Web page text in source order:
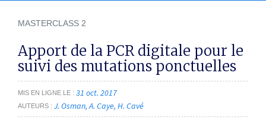
MASTERCLASS 2
Apport de la PCR digitale pour le
suivi des mutations ponctuelles
MIS EN LIGNE LE 31 oct. 2017
AUTEURS J. Osman A. Caye H. Cavé